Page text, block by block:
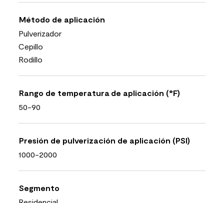
Método de aplicación
Pulverizador
Cepillo
Rodillo
Rango de temperatura de aplicación (°F)
50-90
Presión de pulverización de aplicación (PSI)
1000-2000
Segmento